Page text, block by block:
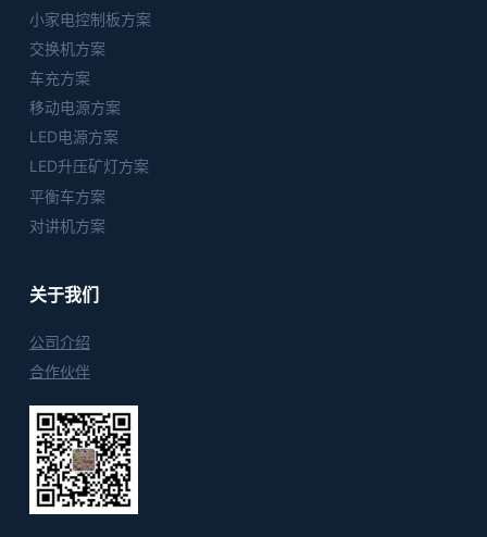
小家电控制板方案
交换机方案
车充方案
移动电源方案
LED电源方案
LED升压矿灯方案
平衡车方案
对讲机方案
关于我们
公司介绍
合作伙伴